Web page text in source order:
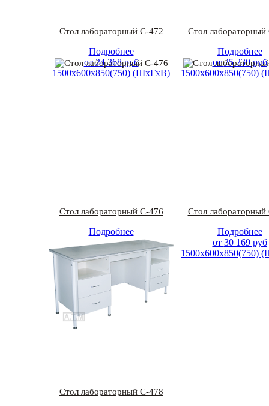
Стол лабораторный С-472
Подробнее
от24 368руб
1500х600х850(750) (ШхГхВ)
Стол лабораторный
Подробнее
от25 230руб
1500х600х850(750)
Стол лабораторный С-476
Подробнее
от30 403руб
1500х600х850(750) (ШхГхВ)
Стол лабораторный
Подробнее
от 30 169руб
1500х600х850(750)
Стол лабораторный С-478